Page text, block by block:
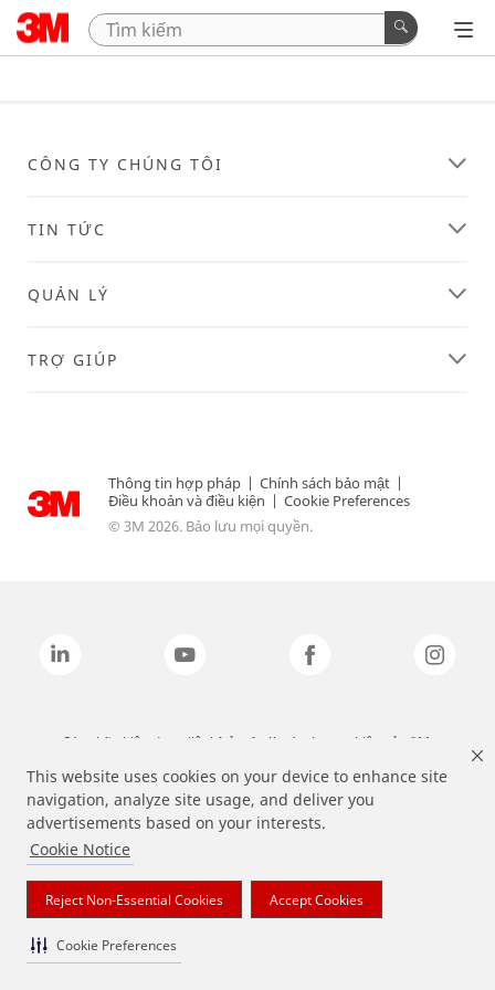
This website uses cookies on your device to enhance site
navigation, analyze site usage, and deliver you
advertisements based on your interests.
Cookie Notice
Reject Non-Essential Cookies Accept Cookies
Cookie Preferences
CÔNG TY CHÚNG TÔI
TIN TỨC
QUẢN LÝ
TRỢ GIÚP
Thông tin hợp pháp | Chính sách bảo mật |
Điều khoản và điều kiện | Cookie Preferences
© 3M 2026. Bảo lưu mọi quyền.
Các nhãn hiệu được liệt kê ở trên là các thương hiệu của 3M.